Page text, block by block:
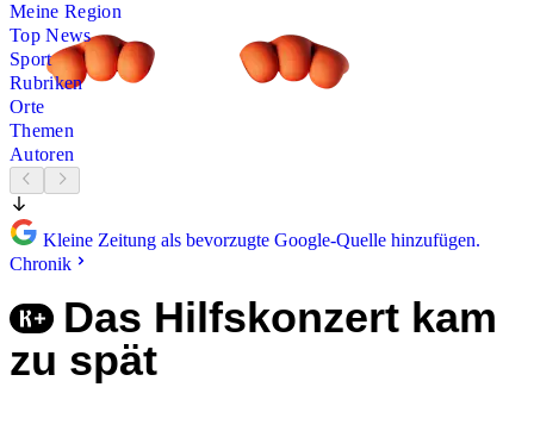
Meine Region
Top News
Sport
Rubriken
Orte
Themen
Autoren
Kleine Zeitung als bevorzugte Google-Quelle hinzufügen.
Chronik
Das Hilfskonzert kam
zu spät